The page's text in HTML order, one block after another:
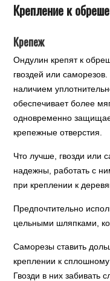
Крепление к
Крепеж
Ондулин крепят к
гвоздей или
наличием
обеспечивает более
одновременно
крепежные отверстия.
Что лучше, гвозди или
надежны, работать с
при креплении к
Предпочтительно
цельными шляпками,
Саморезы ставить
креплении к
Гвозди в них забивать